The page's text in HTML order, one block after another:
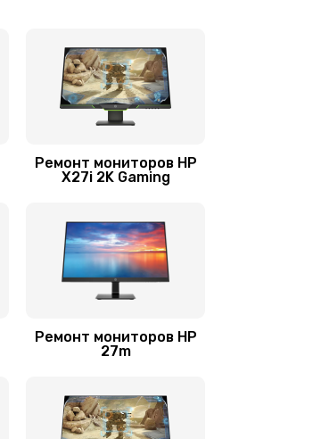
Ремонт мониторов HP
X27i 2K Gaming
Ремонт мониторов HP
27m